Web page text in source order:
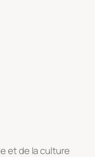
et de la culture